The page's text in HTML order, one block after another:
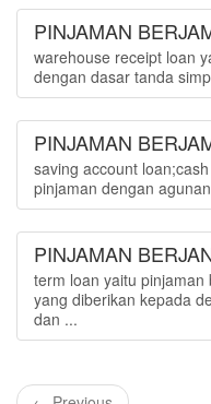
PINJAMAN
warehouse receipt loan
dengan dasar tanda
PINJAMAN
saving account
pinjaman dengan
PINJAMAN
term loan yaitu
yang diberikan kepada
dan ...